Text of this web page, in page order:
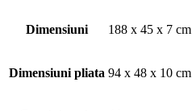
Dimensiuni 188 x 45 x 7 cm
Dimensiuni pliata 94 x 48 x 10 cm